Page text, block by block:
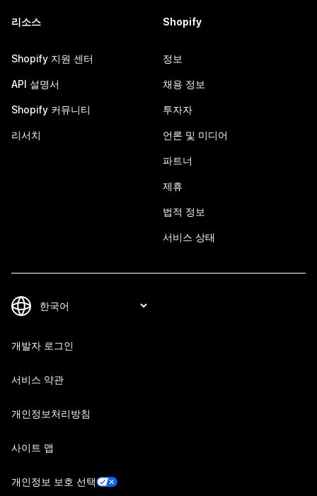
리소스
Shopify 지원 센터
API 설명서
Shopify 커뮤니티
리서치
Shopify
정보
채용 정보
투자자
언론 및 미디어
파트너
제휴
법적 정보
서비스 상태
개발자 로그인
서비스 약관
개인정보처리방침
사이트 맵
개인정보 보호 선택